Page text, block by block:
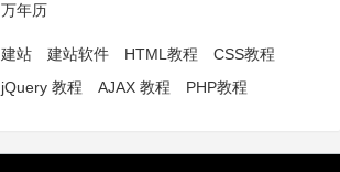
万年历
建站 建站软件 HTML教程
CSS教程
jQuery 教程
AJAX 教程 PHP教程